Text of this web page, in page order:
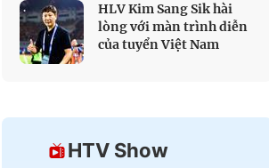
HLV Kim Sang Sik hài
lòng với màn trình diễn
của tuyển Việt Nam
HTV Show